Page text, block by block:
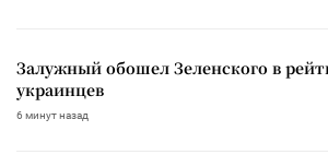
Залужный обошел Зеленского в
украинцев
6 минут назад